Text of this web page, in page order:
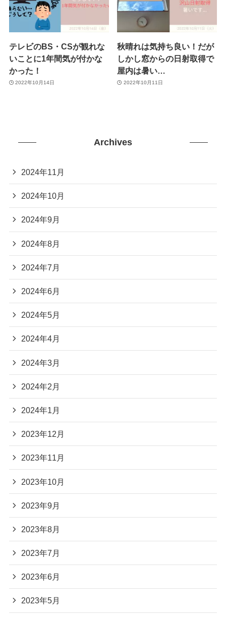
テレビのBS・CSが観れな
いことに1年間気が付かな
かった！
2022年10月14日
秋晴れは気持ち良い！だが
しかし窓からの日射取得で
屋内は暑い…
2022年10月11日
Archives
2024年11月
2024年10月
2024年9月
2024年8月
2024年7月
2024年6月
2024年5月
2024年4月
2024年3月
2024年2月
2024年1月
2023年12月
2023年11月
2023年10月
2023年9月
2023年8月
2023年7月
2023年6月
2023年5月